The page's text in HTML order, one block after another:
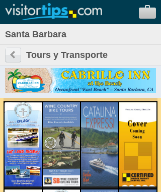
Santa Barbara
Tours y Transporte